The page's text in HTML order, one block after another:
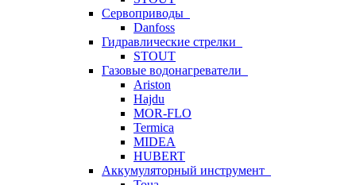
Сервоприводы
Danfoss
Гидравлические стрелки
STOUT
Газовые водонагреватели
Ariston
Hajdu
MOR-FLO
Termica
MIDEA
HUBERT
Аккумуляторный инструмент